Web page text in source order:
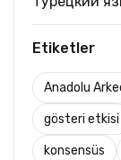
Etiketler
Anadolu
gösteri etkisi
konsensüs